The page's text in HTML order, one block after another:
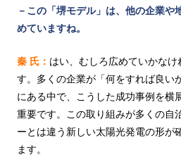
－この「堺モデル」は、他の企業や
めていますね。
秦 氏： はい、むしろ広めていかな
す。多くの企業が「何をすれば良い
にある中で、こうした成功事例を横
重要です。この取り組みが多くの自
ーとは違う新しい太陽光発電の形が
ます。